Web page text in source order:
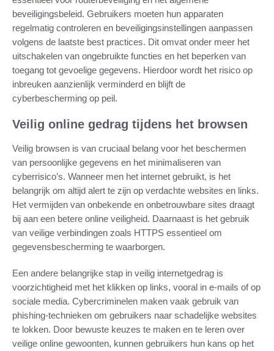
beveiligingsbeleid. Gebruikers moeten hun apparaten
regelmatig controleren en beveiligingsinstellingen aanpassen
volgens de laatste best practices. Dit omvat onder meer het
uitschakelen van ongebruikte functies en het beperken van
toegang tot gevoelige gegevens. Hierdoor wordt het risico op
inbreuken aanzienlijk verminderd en blijft de
cyberbescherming op peil.
Veilig online gedrag tijdens het browsen
Veilig browsen is van cruciaal belang voor het beschermen
van persoonlijke gegevens en het minimaliseren van
cyberrisico’s. Wanneer men het internet gebruikt, is het
belangrijk om altijd alert te zijn op verdachte websites en links.
Het vermijden van onbekende en onbetrouwbare sites draagt
bij aan een betere online veiligheid. Daarnaast is het gebruik
van veilige verbindingen zoals HTTPS essentieel om
gegevensbescherming te waarborgen.
Een andere belangrijke stap in veilig internetgedrag is
voorzichtigheid met het klikken op links, vooral in e-mails of op
sociale media. Cybercriminelen maken vaak gebruik van
phishing-technieken om gebruikers naar schadelijke websites
te lokken. Door bewuste keuzes te maken en te leren over
veilige online gewoonten, kunnen gebruikers hun kans op het